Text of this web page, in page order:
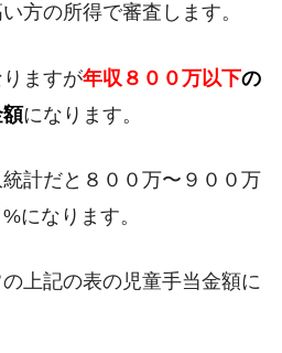
方の所得で審査します。
ますが年収８００万以下の
になります。
計だと８００万〜９００万
になります。
上記の表の児童手当金額に